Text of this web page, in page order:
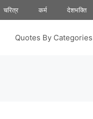
चरित्र कर्म देशभक्ति
Quotes By Categories